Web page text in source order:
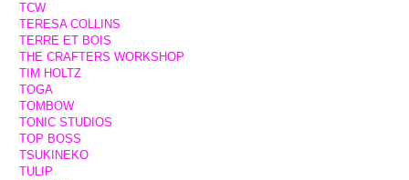
TCW
TERESA COLLINS
TERRE ET BOIS
THE CRAFTERS WORKSHOP
TIM HOLTZ
TOGA
TOMBOW
TONIC STUDIOS
TOP BOSS
TSUKINEKO
TULIP